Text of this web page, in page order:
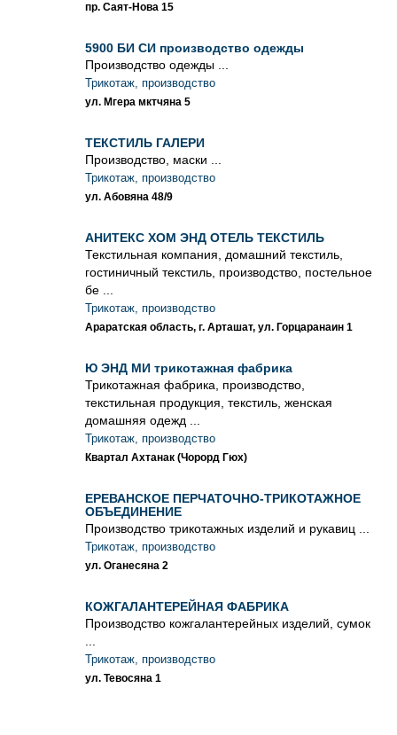
пр. Саят-Нова 15
5900 БИ СИ производство одежды
Производство одежды ...
Трикотаж, производство
ул. Мгера мктчяна 5
ТЕКСТИЛЬ ГАЛЕРИ
Производство, маски ...
Трикотаж, производство
ул. Абовяна 48/9
АНИТЕКС ХОМ ЭНД ОТЕЛЬ ТЕКСТИЛЬ
Текстильная компания, домашний текстиль,
гостиничный текстиль, производство, постельное
бе ...
Трикотаж, производство
Араратская область, г. Арташат, ул. Горцаранаин 1
Ю ЭНД МИ трикотажная фабрика
Трикотажная фабрика, производство,
текстильная продукция, текстиль, женская
домашняя одежд ...
Трикотаж, производство
Квартал Ахтанак (Чорорд Гюх)
ЕРЕВАНСКОЕ ПЕРЧАТОЧНО-ТРИКОТАЖНОЕ
ОБЪЕДИНЕНИЕ
Производство трикотажных изделий и рукавиц ...
Трикотаж, производство
ул. Оганесяна 2
КОЖГАЛАНТЕРЕЙНАЯ ФАБРИКА
Производство кожгалантерейных изделий, сумок
Трикотаж, производство
ул. Тевосяна 1